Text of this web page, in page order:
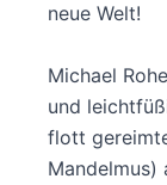
neue Welt!
Michael
und
flott
Mandelmus)